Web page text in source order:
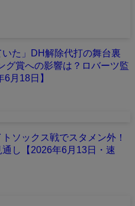
た」DH解除代打の舞台裏
グ賞への影響は？ロバーツ監
月18日】
ソックス戦でスタメン外！
し【2026年6月13日・速